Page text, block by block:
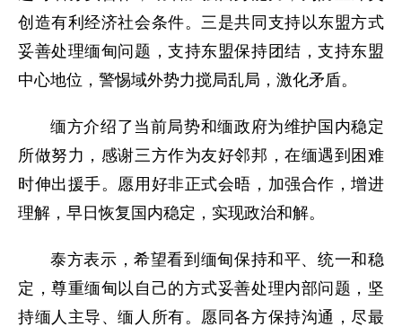
创造有利经济社会条件。三是共同支持以东盟方式
妥善处理缅甸问题，支持东盟保持团结，支持东盟
中心地位，警惕域外势力搅局乱局，激化矛盾。
缅方介绍了当前局势和缅政府为维护国内稳定
所做努力，感谢三方作为友好邻邦，在缅遇到困难
时伸出援手。愿用好非正式会晤，加强合作，增进
理解，早日恢复国内稳定，实现政治和解。
泰方表示，希望看到缅甸保持和平、统一和稳
定，尊重缅甸以自己的方式妥善处理内部问题，坚
持缅人主导、缅人所有。愿同各方保持沟通，尽最